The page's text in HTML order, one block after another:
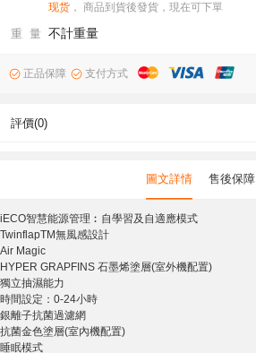
现货 ， 商品到貨後發貨，現在可下單
重 量 不計重量
正品保障 支付方式
評價(0)
圖文詳情 售後保障
iECO智慧能源管理︰自學習及自適應模式
TwinflapTM無風感設計
Air Magic
HYPER GRAPFINS 石墨烯塗層(室外機配置)
獨立抽濕能力
時間設定：0-24小時
銀離子抗菌過濾網
抗菌金色塗層(室內機配置)
睡眠模式